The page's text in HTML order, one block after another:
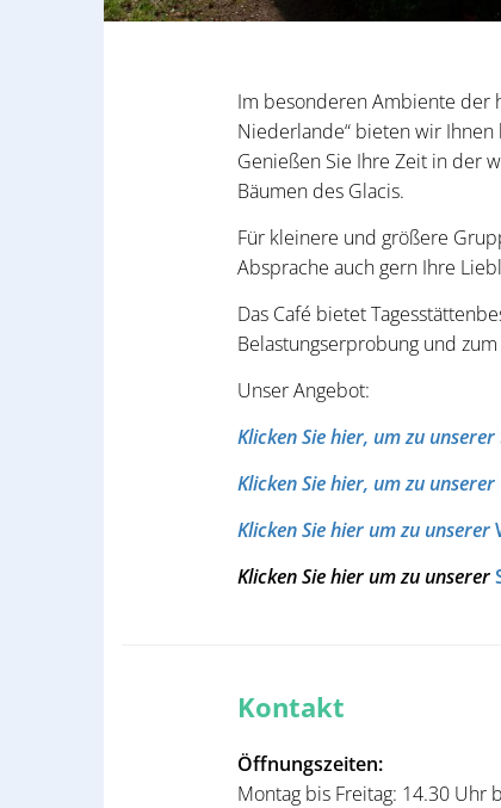
Im besonderen Ambiente der
Niederlande“ bieten wir Ihnen
Genießen Sie Ihre Zeit in der
Bäumen des Glacis.
Für kleinere und größere
Absprache auch gern Ihre
Das Café bietet
Belastungserprobung und
Unser Angebot:
Klicken Sie hier, um zu unserer
Klicken Sie hier, um zu unserer
Klicken Sie hier um zu unserer
Klicken Sie hier um zu unserer
Kontakt
Öffnungszeiten:
Montag bis Freitag: 14.30 Uhr